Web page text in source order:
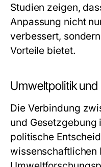
Studien zeigen,
Anpassung nicht
verbessert,
Vorteile bietet.
Umweltpolitik
Die Verbindung
und Gesetzgebung
politische
wissenschaftlichen